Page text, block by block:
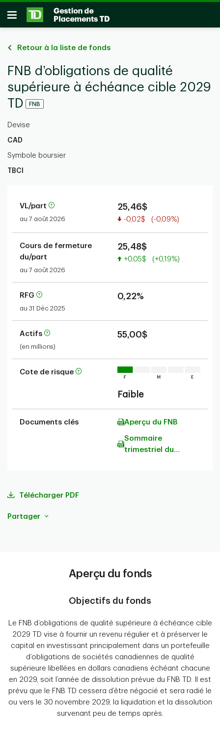
Passer au contenu principal
Ouvrir
Retour à la liste de fonds
FNB d’obligations de qualité
supérieure à échéance cible 2029
TD
FNB
Devise
CAD
Symbole boursier
TBCI
VL/part
au 7 août 2026
25,46$
Valeur réduite
-0,02$ (-0,09%)
Cours de fermeture
du/part
au 7 août 2026
25,48$
Valeur accrue
+0,05$ (+0,19%)
RFG
au 31 Déc 2025
0,22%
Actifs
(en millions)
55,00$
Cote de risque
Faible
Documents clés Aperçu du FNB
Sommaire
trimestriel du
Télécharger PDF
Partager
Aperçu du fonds
Objectifs du fonds
Le FNB d’obligations de qualité supérieure à échéance cible
2029 TD vise à fournir un revenu régulier et à préserver le
capital en investissant principalement dans un portefeuille
d’obligations de sociétés canadiennes de qualité
supérieure libellées en dollars canadiens échéant chacune
en 2029, soit l’année de dissolution prévue du FNB TD. Il est
prévu que le FNB TD cessera d’être négocié et sera radié le
ou vers le 30 novembre 2029, la liquidation et la dissolution
survenant peu de temps après.